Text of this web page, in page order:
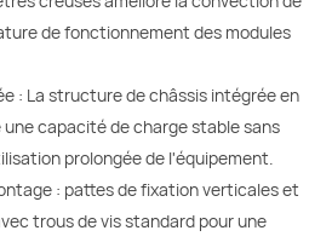
de fonctionnement des modules
: La structure de châssis intégrée en
capacité de charge stable sans
prolongée de l'équipement.
: pattes de fixation verticales et
trous de vis standard pour une